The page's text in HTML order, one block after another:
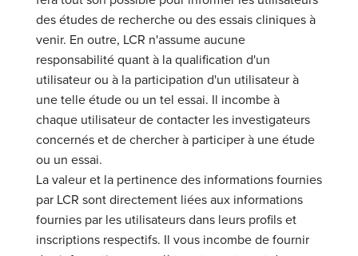
des études de recherche ou des essais cliniques à
venir. En outre, LCR n'assume aucune
responsabilité quant à la qualification d'un
utilisateur ou à la participation d'un utilisateur à
une telle étude ou un tel essai. Il incombe à
chaque utilisateur de contacter les investigateurs
concernés et de chercher à participer à une étude
ou un essai.
La valeur et la pertinence des informations fournies
par LCR sont directement liées aux informations
fournies par les utilisateurs dans leurs profils et
inscriptions respectifs. Il vous incombe de fournir